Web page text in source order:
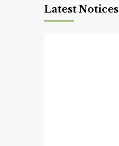
Latest Notices